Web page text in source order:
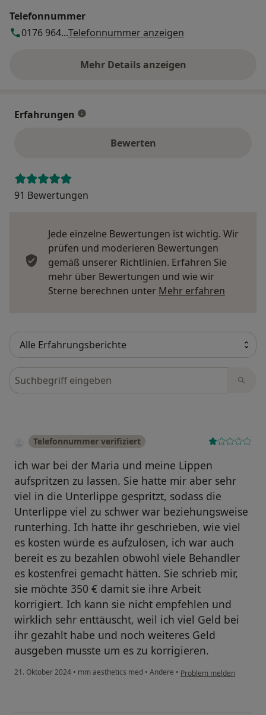
Telefonnummer
0176 964...Telefonnummer anzeigen
Mehr Details anzeigen
über die Adresse
Erfahrungen
Bewerten
91 Bewertungen
Jede einzelne Bewertungen ist wichtig. Wir
prüfen und moderieren Bewertungen
gemäß unserer Richtlinien. Erfahren Sie
mehr über Bewertungen und wie wir
Sterne berechnen unter Mehr erfahren
Bewertungen durchsuchen
Telefonnummer verifiziert
ich war bei der Maria und meine Lippen
aufspritzen zu lassen. Sie hatte mir aber sehr
viel in die Unterlippe gespritzt, sodass die
Unterlippe viel zu schwer war beziehungsweise
runterhing. Ich hatte ihr geschrieben, wie viel
es kosten würde es aufzulösen, ich war auch
bereit es zu bezahlen obwohl viele Behandler
es kostenfrei gemacht hätten. Sie schrieb mir,
sie möchte 350 € damit sie ihre Arbeit
korrigiert. Ich kann sie nicht empfehlen und
wirklich sehr enttäuscht, weil ich viel Geld bei
ihr gezahlt habe und noch weiteres Geld
ausgeben musste um es zu korrigieren.
21. Oktober 2024 • mm aesthetics med • Andere • Problem melden